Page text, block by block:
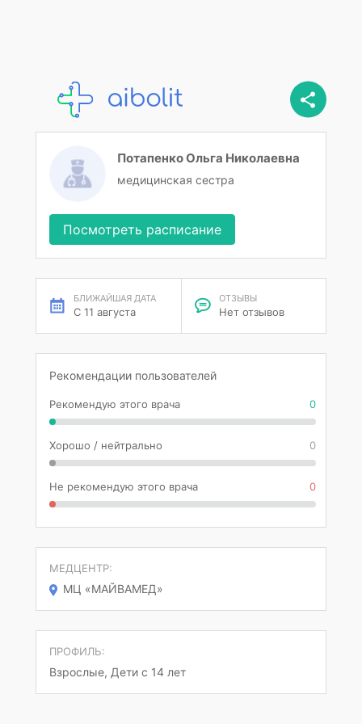
Потапенко Ольга Николаевна
медицинская сестра
Посмотреть расписание
БЛИЖАЙШАЯ ДАТА
С 11 августа
ОТЗЫВЫ
Нет отзывов
Рекомендации пользователей
Рекомендую этого врача 0
Хорошо / нейтрально 0
Не рекомендую этого врача 0
МЕДЦЕНТР:
МЦ «МАЙВАМЕД»
ПРОФИЛЬ:
Взрослые, Дети с 14 лет